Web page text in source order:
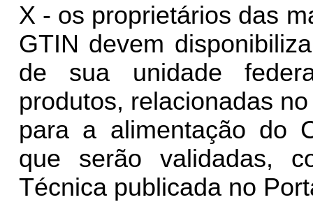
X - os proprietários das
GTIN devem
de sua unidade
produtos, relacionadas
para a alimentação do
que serão validadas,
Técnica publicada no